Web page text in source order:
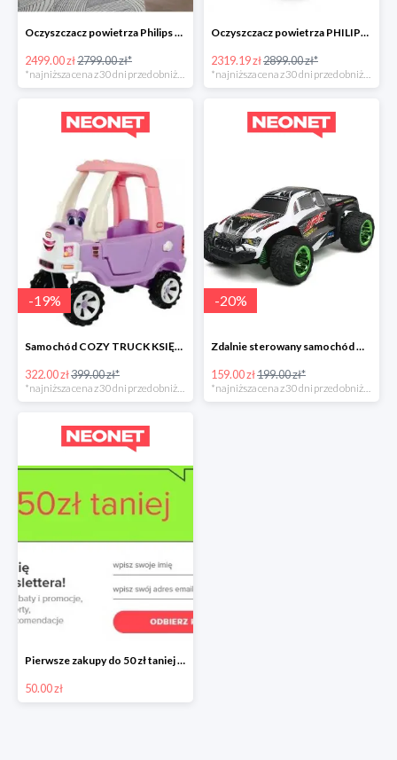
Oczyszczacz powietrza Philips Dual Scan -300zł
2499.00 zł2799.00 zł*
Oczyszczacz powietrza PHILIPS AC3854/50 w super cenie
2319.19 zł2899.00 zł*
-19%
Samochód COZY TRUCK KSIĘŻNICZKI
322.00 zł399.00 zł*
*najniższa cena z 30 dni przed obniżką
-20%
Zdalnie sterowany samochód Q35
159.00 zł199.00 zł*
*najniższa cena z 30 dni przed obniżką
Pierwsze zakupy do 50 zł taniej przy zapisie do Newslettera Neonet
50.00 zł